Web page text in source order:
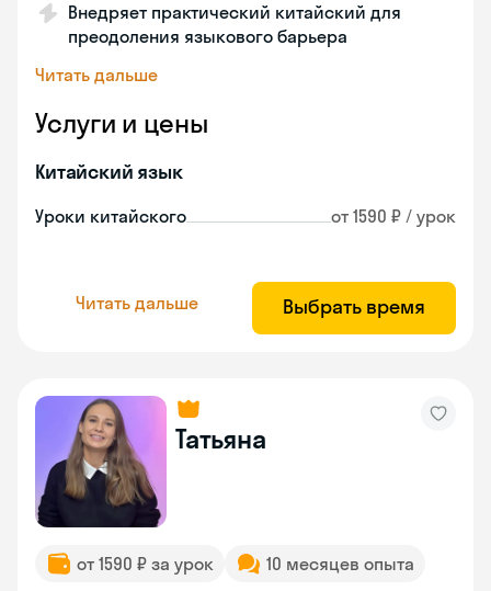
Внедряет практический китайский для
преодоления языкового барьера
Читать дальше
Услуги и цены
Китайский язык
Уроки китайского от 1590 ₽ / урок
Читать дальше Выбрать время
Татьяна
от 1590 ₽ за урок 10 месяцев опыта